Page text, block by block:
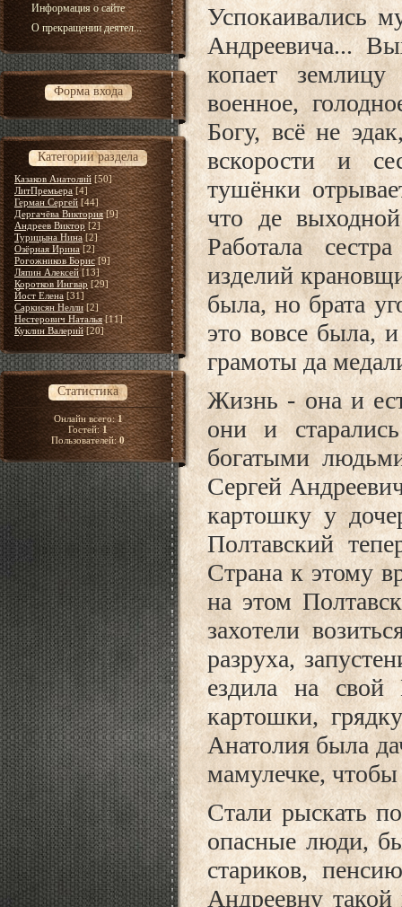
Информация о сайте
О прекращении деятел...
Форма входа
Категории раздела
Казаков Анатолий [50]
ЛитПремьера [4]
Герман Сергей [44]
Дергачёва Виктория [9]
Андреев Виктор [2]
Турицына Нина [2]
Озёрная Ирина [2]
Рогожников Борис [9]
Ляпин Алексей [13]
Коротков Ингвар [29]
Йост Елена [31]
Саркисян Нелли [2]
Нестерович Наталья [11]
Куклин Валерий [20]
Статистика
Онлайн всего:1
Гостей:1
Пользователей:0
Успокаивались
Андреевича...
копает
военное,
Богу, всё не
вскорости и
тушёнки
что де
Работала
изделий
была, но брата
это вовсе была,
грамоты да
Жизнь - она и
они и
богатыми
Сергей
картошку у
Полтавский
Страна к этому
на этом
захотели
разруха,
ездила на свой
картошки,
Анатолия была
мамулечке,
Стали рыскать
опасные люди,
стариков,
Андреевну